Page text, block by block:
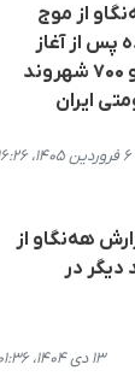
از موج
پس از آغاز
جنگ؛ دست‌کم هزار و ۷۰۰ شهروند
ایران
۶ فروردین ۱۴۰۵، ۱۶:۲۶
هه‌نگاو از
دیگر در
۱۳ دی ۱۴۰۴، ۰۱:۳۶